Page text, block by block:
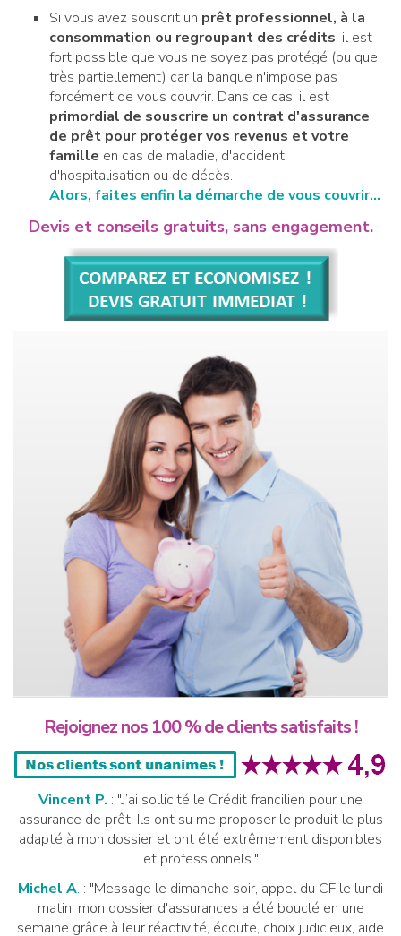
Si vous avez souscrit un prêt professionnel, à la
consommation ou regroupant des crédits, il est
fort possible que vous ne soyez pas protégé (ou que
très partiellement) car la banque n'impose pas
forcément de vous couvrir. Dans ce cas, il est
primordial de souscrire un contrat d'assurance
de prêt pour protéger vos revenus et votre
famille en cas de maladie, d'accident,
d'hospitalisation ou de décès.
Alors, faites enfin la démarche de vous couvrir...
Devis et conseils gratuits, sans engagement.
Rejoignez nos 100 % de clients satisfaits !
Vincent P. : "J’ai sollicité le Crédit francilien pour une
assurance de prêt. Ils ont su me proposer le produit le plus
adapté à mon dossier et ont été extrêmement disponibles
et professionnels."
Michel A. : "Message le dimanche soir, appel du CF le lundi
matin, mon dossier d'assurances a été bouclé en une
semaine grâce à leur réactivité, écoute, choix judicieux, aide